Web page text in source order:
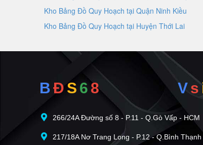
Kho Bảng Đồ Quy Hoạch tại Quận Ninh Kiều
Kho Bảng Đồ Quy Hoạch tại Huyện Thới Lai
BĐ S 6 8 Vs
266/24A Đường số 8 - P.11 - Q.Gò Vấp - HCM
217/18A Nơ Trang Long - P.12 - Q.Bình